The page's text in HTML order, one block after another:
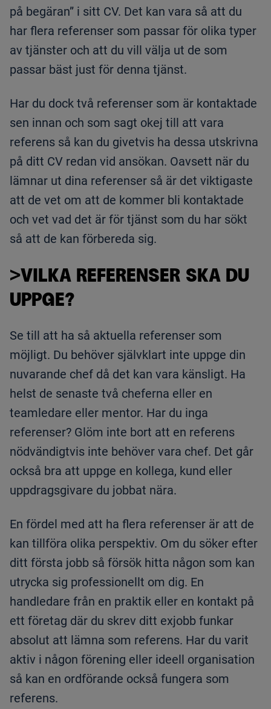
på begäran” i sitt CV. Det kan vara så att du
har flera referenser som passar för olika typer
av tjänster och att du vill välja ut de som
passar bäst just för denna tjänst.
Har du dock två referenser som är kontaktade
sen innan och som sagt okej till att vara
referens så kan du givetvis ha dessa utskrivna
på ditt CV redan vid ansökan. Oavsett när du
lämnar ut dina referenser så är det viktigaste
att de vet om att de kommer bli kontaktade
och vet vad det är för tjänst som du har sökt
så att de kan förbereda sig.
>VILKA REFERENSER SKA DU
UPPGE?
Se till att ha så aktuella referenser som
möjligt. Du behöver självklart inte uppge din
nuvarande chef då det kan vara känsligt. Ha
helst de senaste två cheferna eller en
teamledare eller mentor. Har du inga
referenser? Glöm inte bort att en referens
nödvändigtvis inte behöver vara chef. Det går
också bra att uppge en kollega, kund eller
uppdragsgivare du jobbat nära.
En fördel med att ha flera referenser är att de
kan tillföra olika perspektiv. Om du söker efter
ditt första jobb så försök hitta någon som kan
utrycka sig professionellt om dig. En
handledare från en praktik eller en kontakt på
ett företag där du skrev ditt exjobb funkar
absolut att lämna som referens. Har du varit
aktiv i någon förening eller ideell organisation
så kan en ordförande också fungera som
referens.